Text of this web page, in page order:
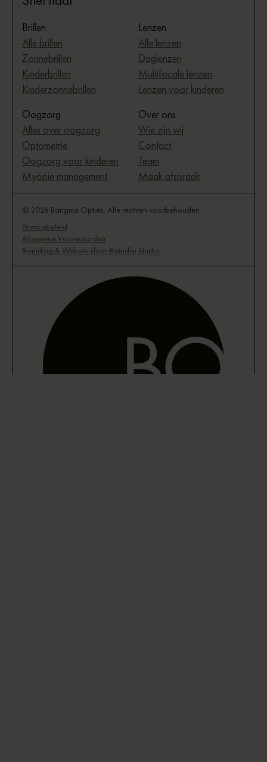
Brillen
Alle brillen
Zonnebrillen
Kinderbrillen
Kinderzonnebrillen
Lenzen
Alle lenzen
Daglenzen
Multifocale lenzen
Lenzen voor kinderen
Oogzorg
Alles over oogzorg
Optometrie
Oogzorg voor kinderen
Myopie management
Over ons
Wie zijn wij
Contact
Team
Maak afspraak
© 2026 Bangma Optiek. Alle rechten voorbehouden.
Privacybeleid
Algemene Voorwaarden
Branding & Website door Brandiki Studio